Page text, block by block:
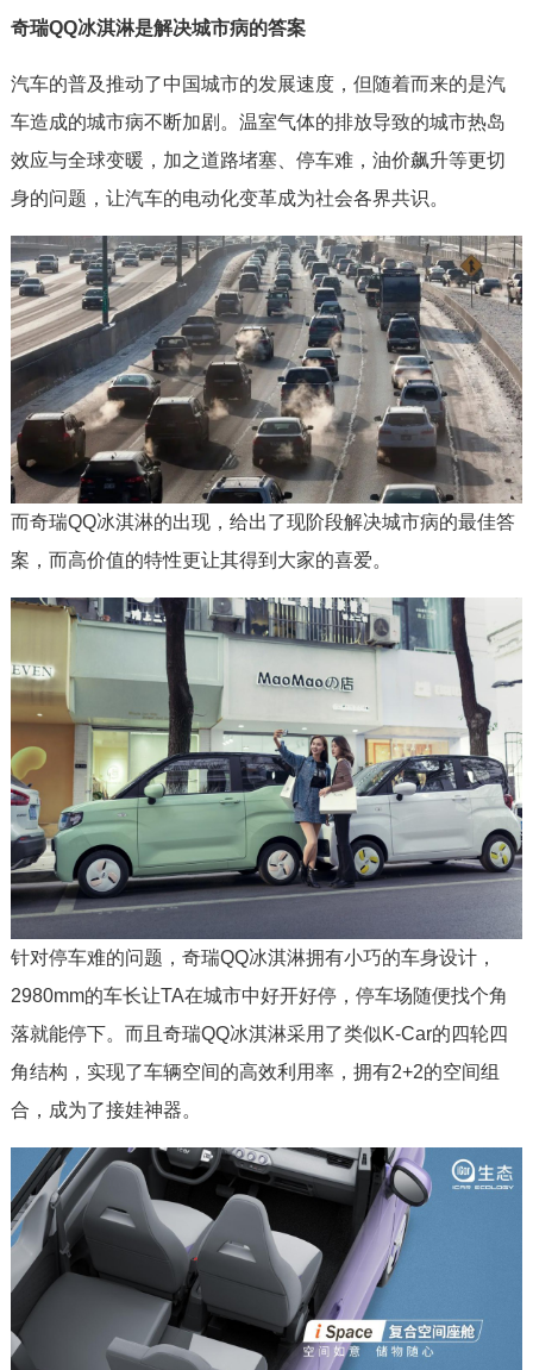
奇瑞QQ冰淇淋是解决城市病的答案
汽车的普及推动了中国城市的发展速度，但随着而来的是汽
车造成的城市病不断加剧。温室气体的排放导致的城市热岛
效应与全球变暖，加之道路堵塞、停车难，油价飙升等更切
身的问题，让汽车的电动化变革成为社会各界共识。
而奇瑞QQ冰淇淋的出现，给出了现阶段解决城市病的最佳答
案，而高价值的特性更让其得到大家的喜爱。
针对停车难的问题，奇瑞QQ冰淇淋拥有小巧的车身设计，
2980mm的车长让TA在城市中好开好停，停车场随便找个角
落就能停下。而且奇瑞QQ冰淇淋采用了类似K-Car的四轮四
角结构，实现了车辆空间的高效利用率，拥有2+2的空间组
合，成为了接娃神器。